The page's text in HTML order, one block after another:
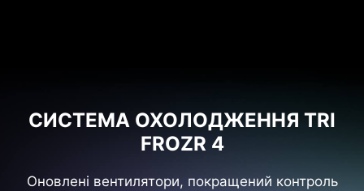
СИСТЕМА ОХОЛОДЖЕННЯ TRI
FROZR 4
Оновлені вентилятори, покращений контроль